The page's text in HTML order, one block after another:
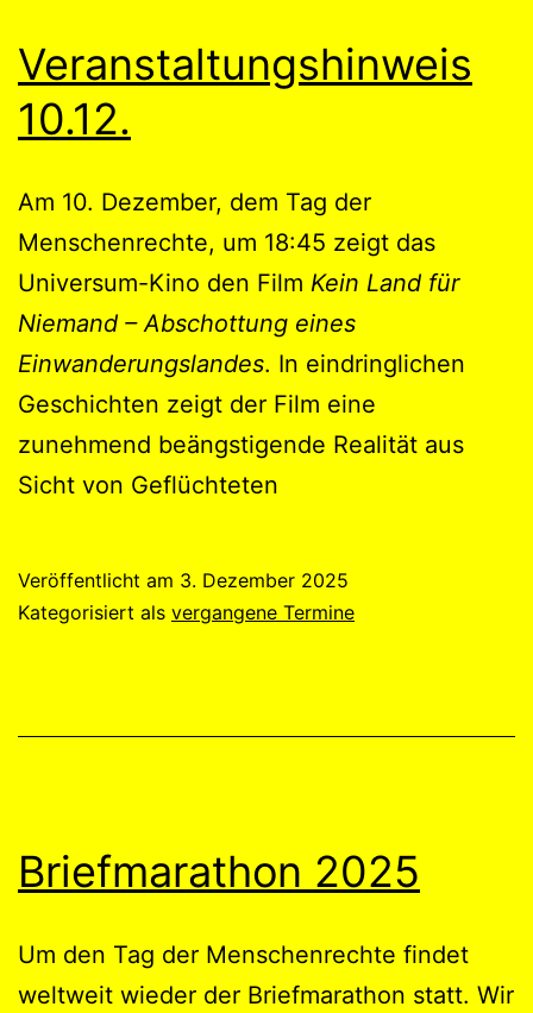
Veranstaltungshinweis
10.12.
Am 10. Dezember, dem Tag der
Menschenrechte, um 18:45 zeigt das
Universum-Kino den Film Kein Land für
Niemand – Abschottung eines
Einwanderungslandes. In eindringlichen
Geschichten zeigt der Film eine
zunehmend beängstigende Realität aus
Sicht von Geflüchteten
Veröffentlicht am 3. Dezember 2025
Kategorisiert als vergangene Termine
Briefmarathon 2025
Um den Tag der Menschenrechte findet
weltweit wieder der Briefmarathon statt. Wir